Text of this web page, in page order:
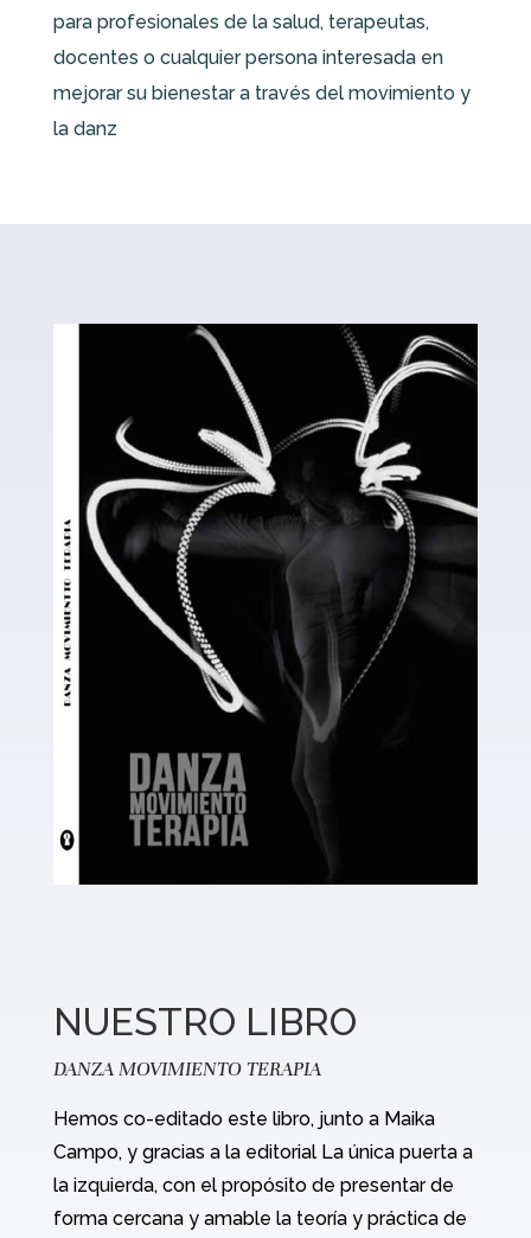
para profesionales de la salud, terapeutas,
docentes o cualquier persona interesada en
mejorar su bienestar a través del movimiento y
la danz
NUESTRO LIBRO
DANZA MOVIMIENTO TERAPIA
Hemos co-editado este libro, junto a Maika
Campo, y gracias a la editorial La única puerta a
la izquierda, con el propósito de presentar de
forma cercana y amable la teoría y práctica de